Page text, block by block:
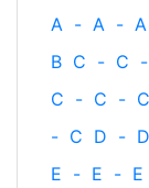
A - A - A
B C - C -
C - C - C
- C D - D
E - E - E